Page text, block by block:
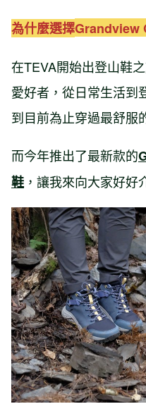
為什麼選擇Grandview
在TEVA開始出登山鞋
愛好者，從日常生活到
到目前為止穿過最舒服
而今年推出了最新款的
鞋 ，讓我來向大家好好